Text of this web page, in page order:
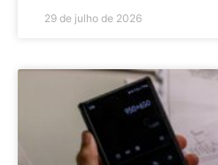
29 de julho de 2026